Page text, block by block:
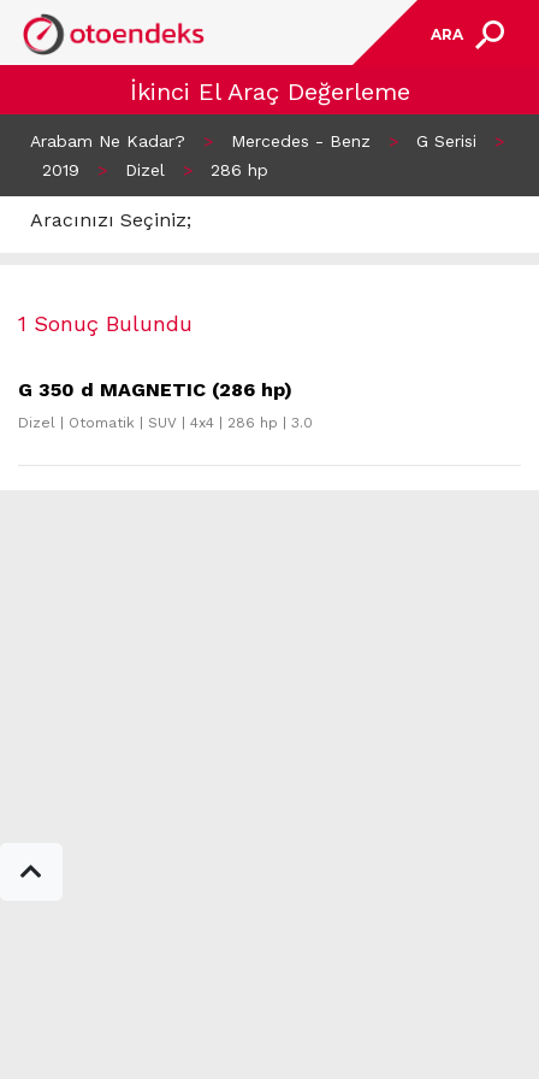
ARA
İkinci El Araç Değerleme
Arabam Ne Kadar? > Mercedes - Benz > G Serisi
>
2019
> Dizel > 286 hp
Aracınızı Seçiniz;
1 Sonuç Bulundu
G 350 d MAGNETIC (286 hp)
Dizel | Otomatik | SUV | 4x4 | 286 hp | 3.0